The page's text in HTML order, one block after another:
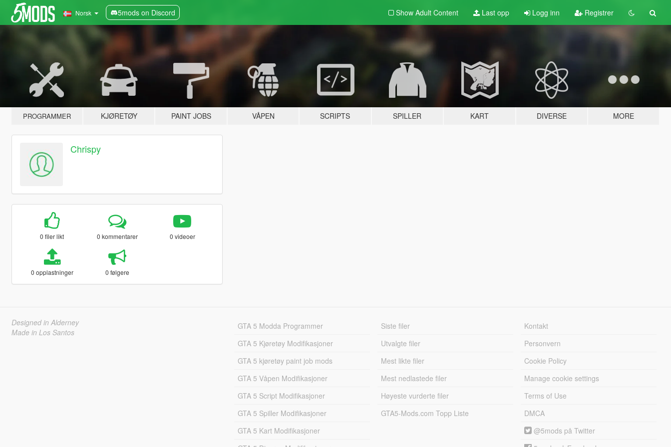
Norsk 5mods on Discord Show Adult Content Last opp Logg inn Registrer
PROGRAMMER KJØRETØY PAINT JOBS VÅPEN SCRIPTS SPILLER KART DIVERSE MORE
Chrispy
0 filer likt 0 kommentarer 0 videoer
0 opplastninger 0 følgere
Designed in Alderney
Made in Los Santos
GTA 5 Modda Programmer
GTA 5 Kjøretøy Modifikasjoner
GTA 5 kjøretøy paint job mods
GTA 5 Våpen Modifikasjoner
GTA 5 Script Modifikasjoner
GTA 5 Spiller Modifikasjoner
GTA 5 Kart Modifikasjoner
Siste filer
Utvalgte filer
Mest likte filer
Mest nedlastede filer
Høyeste vurderte filer
GTA5-Mods.com Topp Liste
Kontakt
Personvern
Cookie Policy
Manage cookie settings
Terms of Use
DMCA
@5mods på Twitter